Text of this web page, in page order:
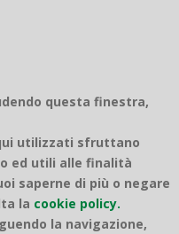
questa finestra,
utilizzati sfruttano
ed utili alle finalità
saperne di più o negare
la cookie policy.
la navigazione,